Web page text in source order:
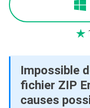

Impossible
fichier ZIP
causes